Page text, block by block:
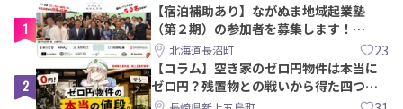
1
【宿泊補助あり】ながぬま地域起業塾
（第２期）の参加者を募集します！
【8/21〆】
北海道長沼町 23
2
【コラム】空き家のゼロ円物件は本当に
ゼロ円？残置物との戦いから得た四つの
教訓｜新上五島町